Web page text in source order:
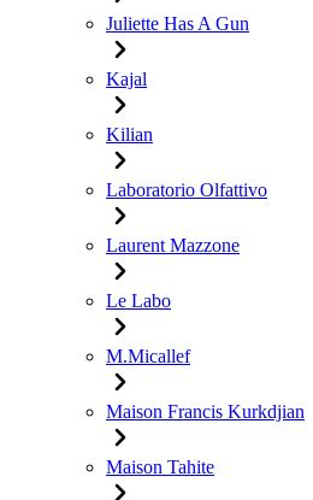
Juliette Has A Gun
Kajal
Kilian
Laboratorio Olfattivo
Laurent Mazzone
Le Labo
M.Micallef
Maison Francis Kurkdjian
Maison Tahite